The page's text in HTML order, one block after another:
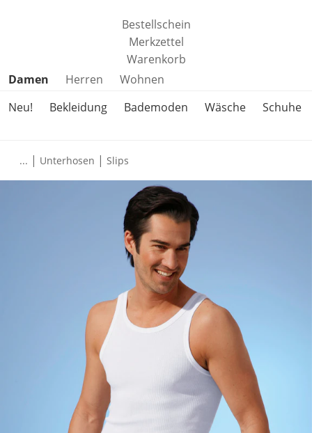
Bestellschein
Merkzettel
Warenkorb
Produktkategorien überspringen
Damen Herren
Wohnen
Neu!
Bekleidung Bademoden Wäsche Schuhe
... | Unterhosen | Slips